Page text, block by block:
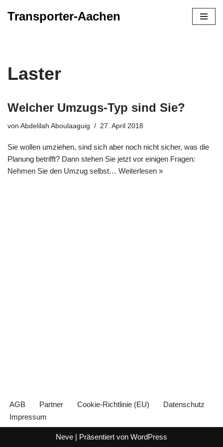
Transporter-Aachen
Laster
Welcher Umzugs-Typ sind Sie?
von Abdelilah Aboulaaguig 27. April 2018
Sie wollen umziehen, sind sich aber noch nicht sicher, was die
Planung betrifft? Dann stehen Sie jetzt vor einigen Fragen:
Nehmen Sie den Umzug selbst… Weiterlesen »
AGB Partner Cookie-Richtlinie (EU)
Datenschutz
Impressum
Neve | Präsentiert von WordPress